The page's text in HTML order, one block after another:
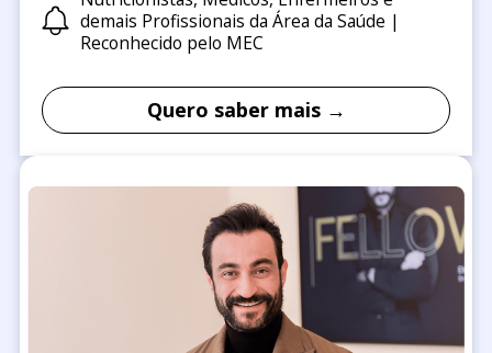
demais Profissionais da Área da Saúde |
Reconhecido pelo MEC
Quero saber mais →